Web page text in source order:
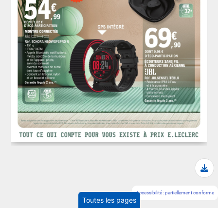
Accessibilité : partiellement conforme
Toutes les pages